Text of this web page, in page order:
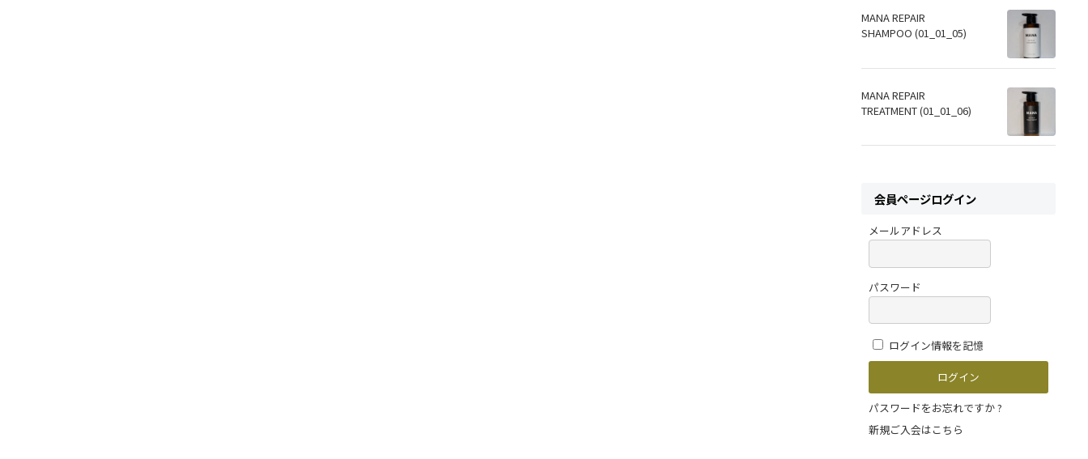
MANA REPAIR
SHAMPOO (01_01_05)
MANA REPAIR
TREATMENT (01_01_06)
会員ページログイン
メールアドレス
パスワード
ログイン情報を記憶
パスワードをお忘れですか ?
新規ご入会はこちら